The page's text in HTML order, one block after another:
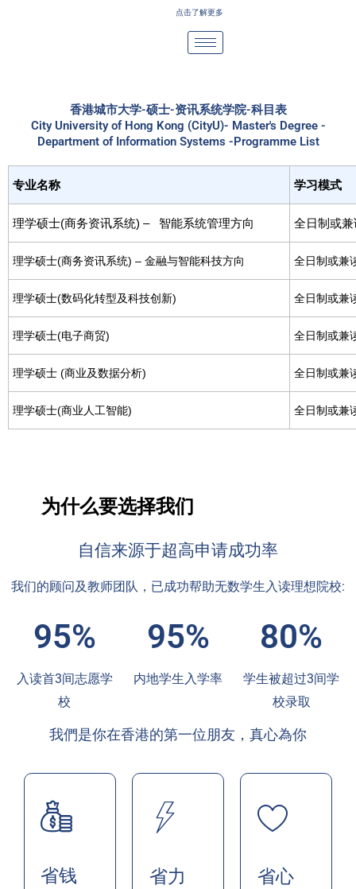
点击了解更多
香港城市大学-硕士-资讯系统学院-科目表
City University of Hong Kong (CityU)- Master's Degree -
Department of Information Systems -Programme List
专业名称 学习模式
理学硕士(商务资讯系统) – 智能系统管理方向 全日制或
理学硕士(商务资讯系统) – 金融与智能科技方向 全日制或兼
理学硕士(数码化转型及科技创新) 全日制或兼
理学硕士(电子商贸) 全日制或兼
理学硕士 (商业及数据分析) 全日制或兼
理学硕士(商业人工智能) 全日制或兼
为什么要选择我们
自信来源于超高申请成功率
我们的顾问及教师团队，已成功帮助无数学生入读理想院校:
95%
入读首3间志愿学
校
95%
内地学生入学率
80%
学生被超过3间学
校录取
我們是你在香港的第一位朋友，真心為你
省钱 省力 省心